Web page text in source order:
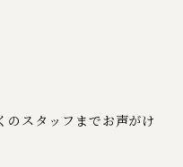
のスタッフまでお声がけ